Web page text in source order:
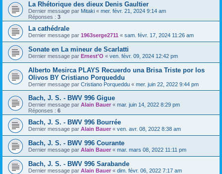
La Rhétorique des dieux Denis Gaultier
Dernier message par Mitaki « mer. févr. 21, 2024 9:14 am
Réponses : 3
La cathédrale
Dernier message par 1963serge2711 « sam. févr. 17, 2024 11:26 am
Sonate en La mineur de Scarlatti
Dernier message par Ernest'O « ven. févr. 09, 2024 12:42 pm
Alberto Mesirca PLAYS Recuerdo una Brisa Triste por los
Olivos BY Cristiano Porqueddu
Dernier message par Cristiano Porqueddu « mer. juin 22, 2022 9:44 pm
Bach, J. S. - BWV 996 Gigue
Dernier message par Alain Bauer « mar. juin 14, 2022 8:29 pm
Réponses : 6
Bach, J. S. - BWV 996 Bourrée
Dernier message par Alain Bauer « ven. avr. 08, 2022 8:38 am
Bach, J. S. - BWV 996 Courante
Dernier message par Alain Bauer « mar. mars 08, 2022 11:11 pm
Bach, J. S. - BWV 996 Sarabande
Dernier message par Alain Bauer « dim. févr. 06, 2022 7:17 am